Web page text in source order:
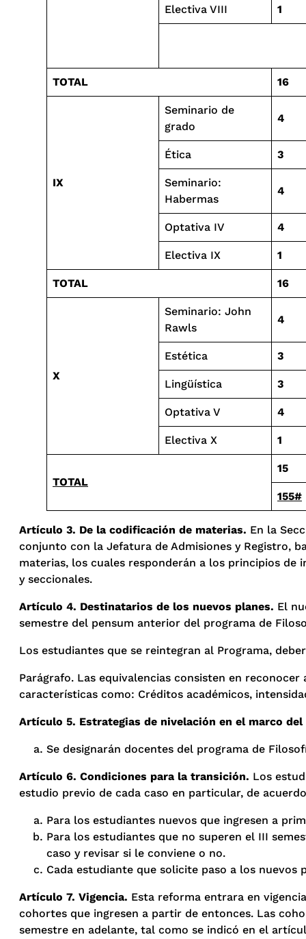
Electiva VIII 1
TOTAL 16
IX
Seminario de
grado
4
Ética 3
Seminario:
Habermas
4
Optativa IV 4
Electiva IX 1
TOTAL 16
X
Seminario: John
Rawls
4
Estética 3
Lingüística 3
Optativa V 4
Electiva X 1
TOTAL
15
155#
Artículo 3. De la codificación de materias. En la
conjunto con la Jefatura de Admisiones y Registro,
materias, los cuales responderán a los principios
y seccionales.
Artículo 4. Destinatarios de los nuevos planes. El
semestre del pensum anterior del programa de
Los estudiantes que se reintegran al Programa,
Parágrafo. Las equivalencias consisten en
características como: Créditos académicos,
Artículo 5. Estrategias de nivelación en el marco
Se designarán docentes del programa de
Artículo 6. Condiciones para la transición. Los
estudio previo de cada caso en particular, de
Para los estudiantes nuevos que ingresen a
Para los estudiantes que no superen el III
caso y revisar si le conviene o no.
Cada estudiante que solicite paso a los
Artículo 7. Vigencia. Esta reforma entrara en
cohortes que ingresen a partir de entonces. Las
semestre en adelante, tal como se indicó en el